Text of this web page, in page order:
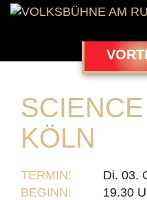
KÖLN
TERMIN:
Di. 03.
BEGINN:
19.30